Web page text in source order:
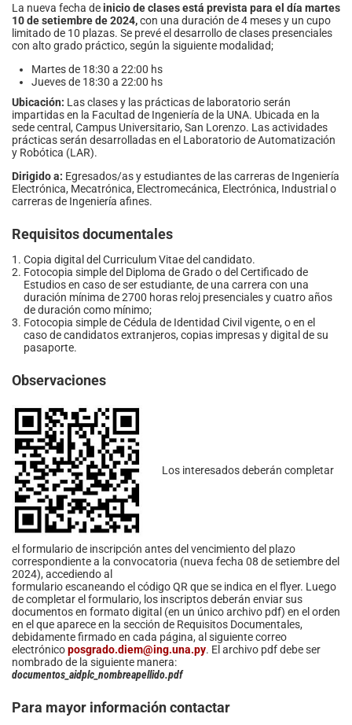
La nueva fecha deinicio de clases está prevista para el día martes
10 de setiembre de 2024,con una duración de 4 meses y un cupo
limitado de 10 plazas. Se prevé el desarrollo de clases presenciales
con alto grado práctico, según la siguiente modalidad;
Martes de 18:30 a 22:00 hs
Jueves de 18:30 a 22:00 hs
Ubicación: Las clases y las prácticas de laboratorio serán
impartidas en la Facultad de Ingeniería de la UNA. Ubicada en la
sede central, Campus Universitario, San Lorenzo. Las actividades
prácticas serán desarrolladas en el Laboratorio de Automatización
y Robótica (LAR).
Dirigido a: Egresados/as y estudiantes de las carreras de Ingeniería
Electrónica, Mecatrónica, Electromecánica, Electrónica, Industrial o
carreras de Ingeniería afines.
Requisitos documentales
Copia digital del Curriculum Vitae del candidato.
Fotocopia simple del Diploma de Grado o del Certificado de
Estudios en caso de ser estudiante, de una carrera con una
duración mínima de 2700 horas reloj presenciales y cuatro años
de duración como mínimo;
Fotocopia simple de Cédula de Identidad Civil vigente, o en el
caso de candidatos extranjeros, copias impresas y digital de su
pasaporte.
Observaciones
Los interesados deberán completar
el formulario de inscripción antes del vencimiento del plazo
correspondiente a la convocatoria (nueva fecha 08 de setiembre del
2024), accediendo al
formulario escaneando el código QR que se indica en el flyer. Luego
de completar el formulario, los inscriptos deberán enviar sus
documentos en formato digital (en un único archivo pdf) en el orden
en el que aparece en la sección de Requisitos Documentales,
debidamente firmado en cada página, al siguiente correo
electrónicoposgrado.diem@ing.una.py. El archivo pdf debe ser
nombrado de la siguiente manera:
documentos_aidplc_nombreapellido.pdf
Para mayor información contactar